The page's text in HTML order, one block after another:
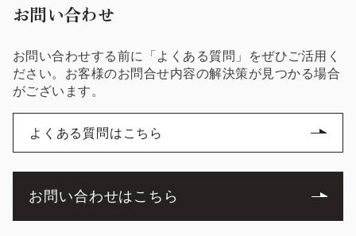
お問い合わせ
お問い合わせする前に「よくある質問」をぜひご活用く
ださい。お客様のお問合せ内容の解決策が見つかる場合
がございます。
よくある質問はこちら
お問い合わせはこちら